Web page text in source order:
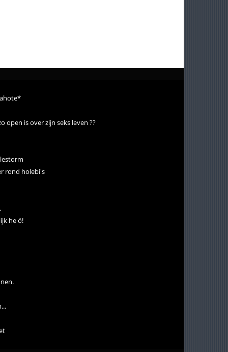
open is over zijn seks leven ??
rond holebi's
he ö!